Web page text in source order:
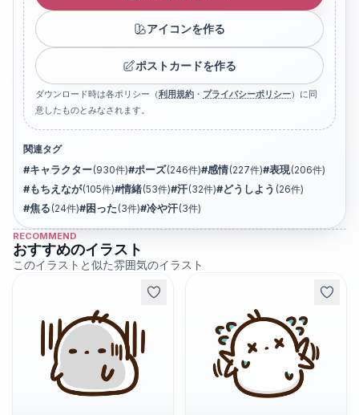
アイコンを作る
ポストカードを作る
ダウンロード時は各ポリシー（利用規約 ・ プライバシーポリシー）に同
意したものとみなされます。
関連タグ
#キャラクター(930件)#ポーズ(246件)#感情(227件)#表現(206件)
#もちえなが(105件)#情緒(53件)#汗(32件)#どうしよう (26件)
#焦る (24件)#困った (3件)#冷や汗(3件)
RECOMMEND
おすすめのイラスト
このイラストと似た雰囲気のイラスト